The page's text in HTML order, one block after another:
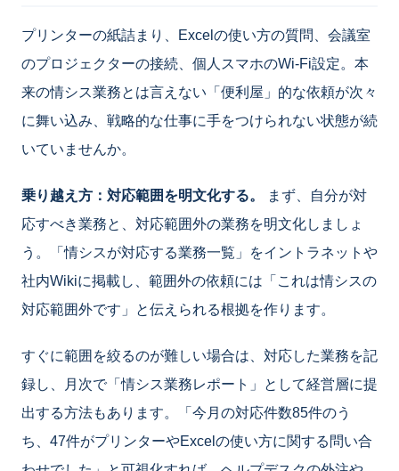
プリンターの紙詰まり、Excelの使い方の質問、会議室
のプロジェクターの接続、個人スマホのWi-Fi設定。本
来の情シス業務とは言えない「便利屋」的な依頼が次々
に舞い込み、戦略的な仕事に手をつけられない状態が続
いていませんか。
乗り越え方：対応範囲を明文化する。
まず、自分が対
応すべき業務と、対応範囲外の業務を明文化しましょ
う。「情シスが対応する業務一覧」をイントラネットや
社内Wikiに掲載し、範囲外の依頼には「これは情シスの
対応範囲外です」と伝えられる根拠を作ります。
すぐに範囲を絞るのが難しい場合は、対応した業務を記
録し、月次で「情シス業務レポート」として経営層に提
出する方法もあります。「今月の対応件数85件のう
ち、47件がプリンターやExcelの使い方に関する問い合